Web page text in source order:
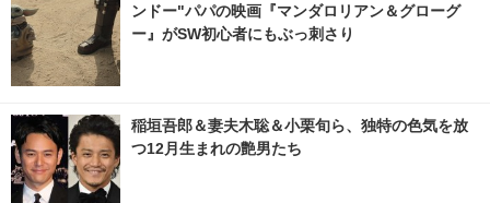
ンドー"パパの映画『マンダロリアン＆グローグ
ー』がSW初心者にもぶっ刺さり
稲垣吾郎＆妻夫木聡＆小栗旬ら、独特の色気を放
つ12月生まれの艶男たち